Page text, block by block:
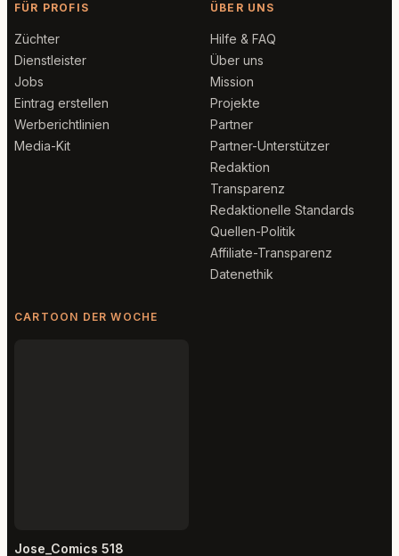
FÜR PROFIS
Züchter
Dienstleister
Jobs
Eintrag erstellen
Werberichtlinien
Media-Kit
ÜBER UNS
Hilfe & FAQ
Über uns
Mission
Projekte
Partner
Partner-Unterstützer
Redaktion
Transparenz
Redaktionelle Standards
Quellen-Politik
Affiliate-Transparenz
Datenethik
CARTOON DER WOCHE
Jose_Comics 518